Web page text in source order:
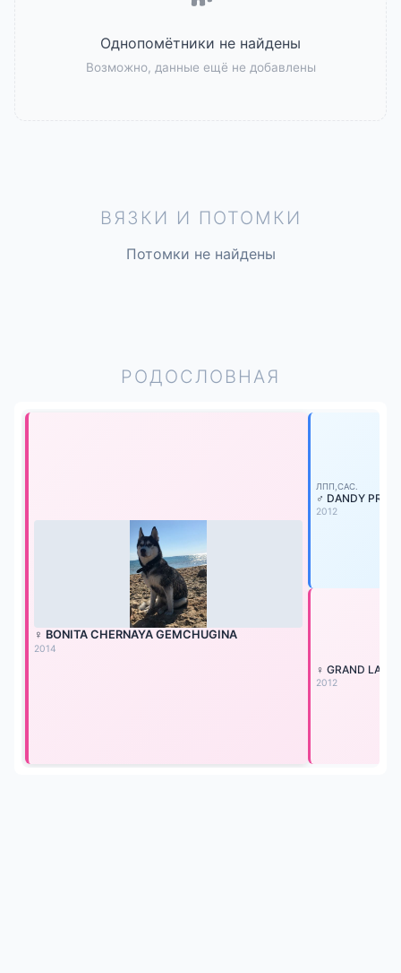
Однопомётники не найдены
Возможно, данные ещё не добавлены
ВЯЗКИ И ПОТОМКИ
Потомки не найдены
РОДОСЛОВНАЯ
♀ BONITA CHERNAYA GEMCHUGINA
2014
ЛПП,САС.
♂ DANDY
2012
♀ GRAND LAIN
2012